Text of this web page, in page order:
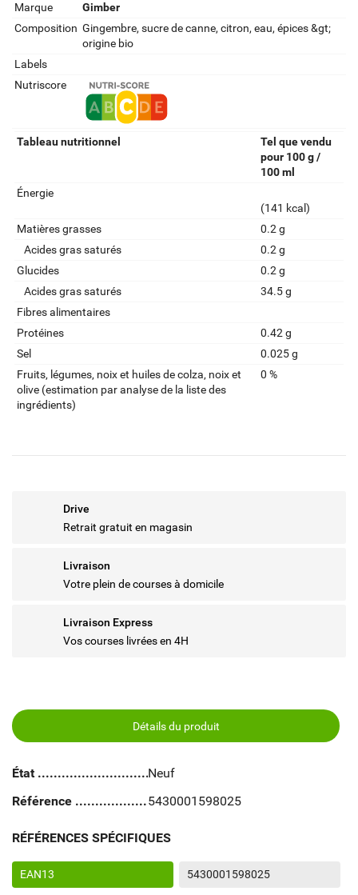
Marque
Gimber
Composition Gingembre, sucre de canne, citron, eau, épices &gt;
origine bio
Labels
Nutriscore
Tableau nutritionnel
Tel que vendu
pour 100 g /
100 ml
Énergie
(141 kcal)
Matières grasses
0.2 g
Acides gras saturés
0.2 g
Glucides
0.2 g
Acides gras saturés
34.5 g
Fibres alimentaires
Protéines
0.42 g
Sel
0.025 g
Fruits‚ légumes‚ noix et huiles de colza‚ noix et
olive (estimation par analyse de la liste des
ingrédients)
0 %
Drive
Retrait gratuit en magasin
Livraison
Votre plein de courses à domicile
Livraison Express
Vos courses livrées en 4H
Détails du produit
État
Neuf
Référence
5430001598025
RÉFÉRENCES SPÉCIFIQUES
EAN13 5430001598025